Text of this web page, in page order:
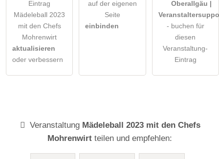
Eintrag
Mädeleball 2023
mit den Chefs
Mohrenwirt
aktualisieren
oder verbessern
auf der eigenen
Seite
einbinden
Oberallgäu |
- buchen für
diesen
Veranstaltung-
Eintrag
Veranstaltung Mädeleball 2023 mit den Chefs
Mohrenwirtteilen und empfehlen: